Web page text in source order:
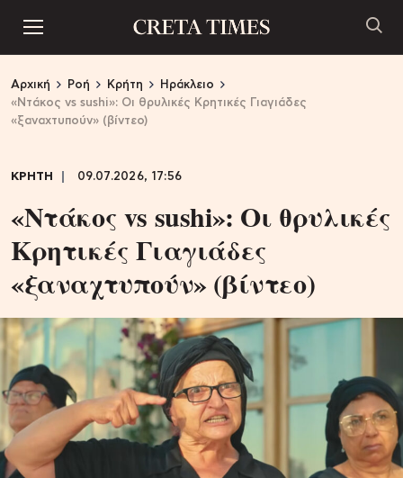
Αρχική Ροή Κρήτη
Ηράκλειο
«Ντάκος vs sushi»: Οι θρυλικές Κρητικές Γιαγιάδες
«ξαναχτυπούν» (βίντεο)
ΚΡΗΤΗ 09.07.2026, 17:56
«Ντάκος vs sushi»: Οι θρυλικές
Κρητικές Γιαγιάδες
«ξαναχτυπούν» (βίντεο)